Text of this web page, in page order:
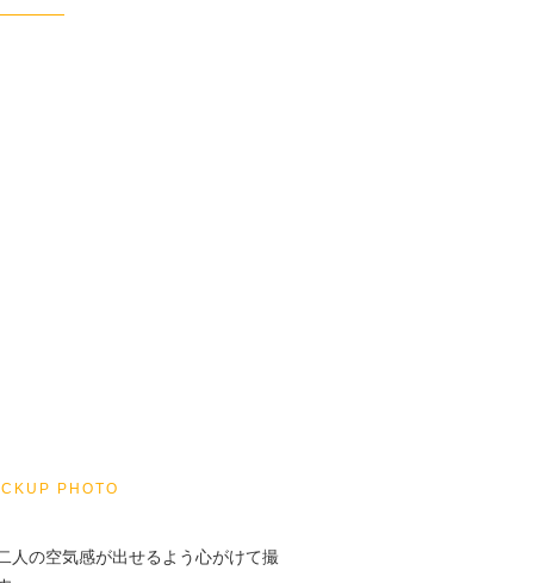
PHOTO
人の空気感が出せるよう心がけて撮